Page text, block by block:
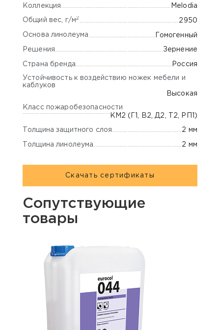
Коллекция Melodia
Общий вес, г/м 2 2950
Основа линолеума Гомогенный
Решения Зернение
Страна бренда Россия
Устойчивость к воздействию ножек мебели и
каблуков
Высокая
Класс пожаробезопасности
КМ2 (Г1, В2, Д2, Т2, РП1)
Толщина защитного слоя 2 мм
Толщина линолеума 2 мм
Скачать сертификаты
Сопутствующие
товары